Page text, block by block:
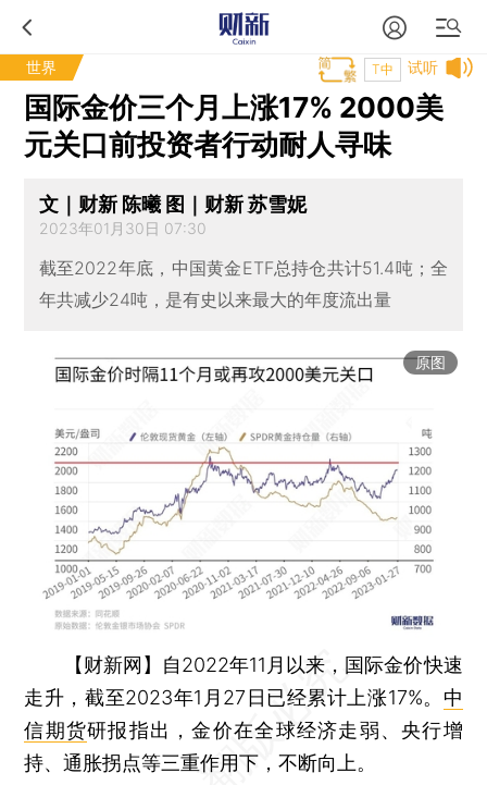
世界 试听
T中
国际金价三个月上涨17% 2000美
元关口前投资者行动耐人寻味
文｜财新 陈曦 图｜财新 苏雪妮
2023年01月30日 07:30
截至2022年底，中国黄金ETF总持仓共计51.4吨；全
年共减少24吨，是有史以来最大的年度流出量
原图
【财新网】
自2022年11月以来，国际金价快速
走升，截至2023年1月27日已经累计上涨17%。 中
信期货研报指出，金价在全球经济走弱、央行增
持、通胀拐点等三重作用下，不断向上。